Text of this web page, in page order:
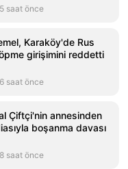
5 saat önce
Karaköy'de Rus
girişimini reddetti
6 saat önce
Çiftçi'nin annesinden
boşanma davası
8 saat önce